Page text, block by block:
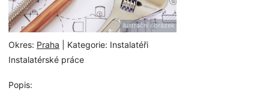
Okres: Praha | Kategorie: Instalatéři
Instalatérské práce
Popis:
ilustrační obrázek